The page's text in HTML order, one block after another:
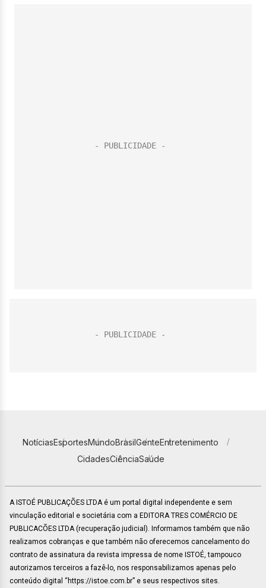
NotíciasEsportesMundoBrasilGenteEntretenimento
CidadesCiênciaSaúde
A ISTOÉ PUBLICAÇÕES LTDA é um portal digital independente e sem
vinculação editorial e societária com a EDITORA TRES COMÉRCIO DE
PUBLICACÕES LTDA (recuperação judicial). Informamos também que não
realizamos cobranças e que também não oferecemos cancelamento do
contrato de assinatura da revista impressa de nome ISTOÉ, tampouco
autorizamos terceiros a fazê-lo, nos responsabilizamos apenas pelo
conteúdo digital “https://istoe.com.br” e seus respectivos sites.